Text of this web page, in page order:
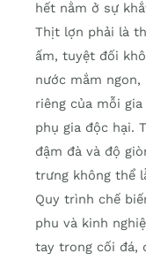
hết nằm ở sự
Thịt lợn phải là
ấm, tuyệt đối
nước mắm
riêng của mỗi
phụ gia độc hại.
đậm đà và độ
trưng không thể
Quy trình chế
phu và kinh
tay trong cối đá,